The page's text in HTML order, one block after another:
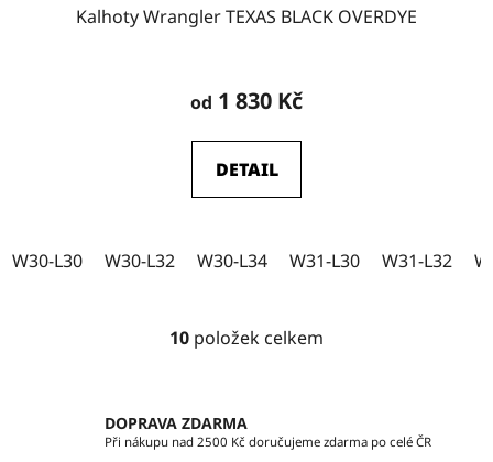
Kalhoty Wrangler TEXAS BLACK OVERDYE
hodnocení
je
5,0
hvězdiček.
od 1 830 Kč
DETAIL
W30-L30 W30-L32 W30-L34 W31-L30 W31-L32
O
á
d
10 položek celkem
DOPRAVA ZDARMA
Při nákupu nad 2500 Kč doručujeme zdarma po celé ČR